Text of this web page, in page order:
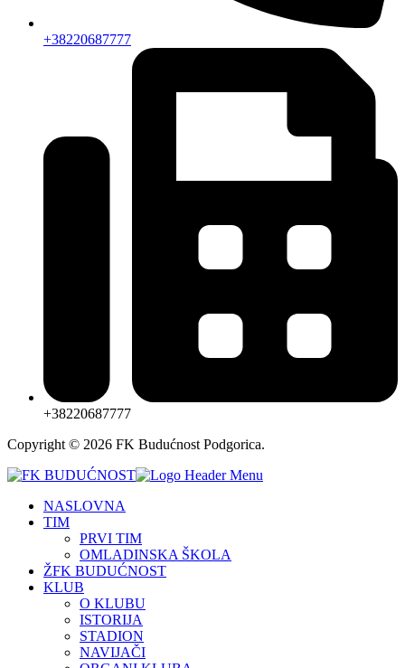
+38220687777
+38220687777
Copyright © 2026 FK Budućnost Podgorica.
NASLOVNA
TIM
PRVI TIM
OMLADINSKA ŠKOLA
ŽFK BUDUĆNOST
KLUB
O KLUBU
ISTORIJA
STADION
NAVIJAČI